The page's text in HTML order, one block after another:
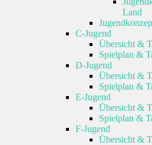
Land
C-Jugend
Übersicht &
Spielplan &
D-Jugend
Übersicht &
Spielplan &
E-Jugend
Übersicht &
Spielplan &
F-Jugend
Übersicht &